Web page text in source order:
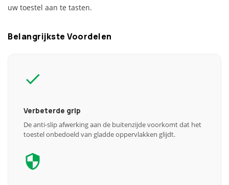
uw toestel aan te tasten.
Belangrijkste Voordelen
Verbeterde grip
De anti-slip afwerking aan de buitenzijde voorkomt dat het
toestel onbedoeld van gladde oppervlakken glijdt.